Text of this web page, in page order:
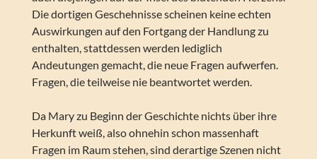
Die dortigen Geschehnisse scheinen keine echten
Auswirkungen auf den Fortgang der Handlung zu
enthalten, stattdessen werden lediglich
Andeutungen gemacht, die neue Fragen aufwerfen.
Fragen, die teilweise nie beantwortet werden.
Da Mary zu Beginn der Geschichte nichts über ihre
Herkunft weiß, also ohnehin schon massenhaft
Fragen im Raum stehen, sind derartige Szenen nicht